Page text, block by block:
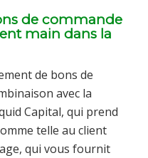
de commande
main dans la
de bons de
avec la
Capital, qui prend
telle au client
qui vous fournit